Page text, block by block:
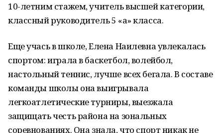
10-летним стажем, учитель высшей категории,
классный руководитель 5 «а» класса.
Еще учась в школе, Елена Наилевна увлекалась
спортом: играла в баскетбол, волейбол,
настольный теннис, лучше всех бегала. В составе
команды школы она выигрывала
легкоатлетические турниры, выезжала
защищать честь района на зональных
соревнованиях. Она знала, что спорт никак не